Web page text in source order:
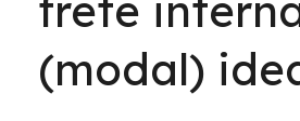
frete
(modal)